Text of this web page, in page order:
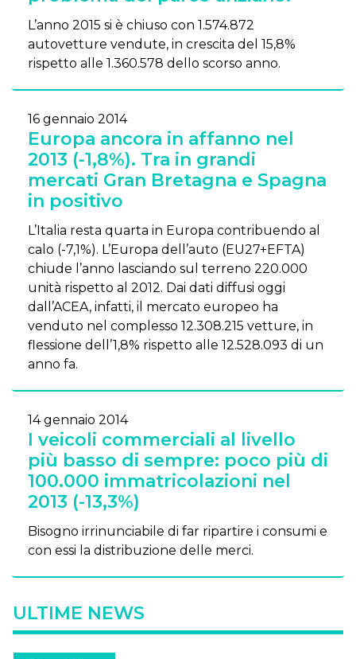
L’anno 2015 si è chiuso con 1.574.872
autovetture vendute, in crescita del 15,8%
rispetto alle 1.360.578 dello scorso anno.
16 gennaio 2014
Europa ancora in affanno nel
2013 (-1,8%). Tra in grandi
mercati Gran Bretagna e Spagna
in positivo
L’Italia resta quarta in Europa contribuendo al
calo (-7,1%). L’Europa dell’auto (EU27+EFTA)
chiude l’anno lasciando sul terreno 220.000
unità rispetto al 2012. Dai dati diffusi oggi
dall’ACEA, infatti, il mercato europeo ha
venduto nel complesso 12.308.215 vetture, in
flessione dell’1,8% rispetto alle 12.528.093 di un
anno fa.
14 gennaio 2014
I veicoli commerciali al livello
più basso di sempre: poco più di
100.000 immatricolazioni nel
2013 (-13,3%)
Bisogno irrinunciabile di far ripartire i consumi e
con essi la distribuzione delle merci.
ULTIME NEWS